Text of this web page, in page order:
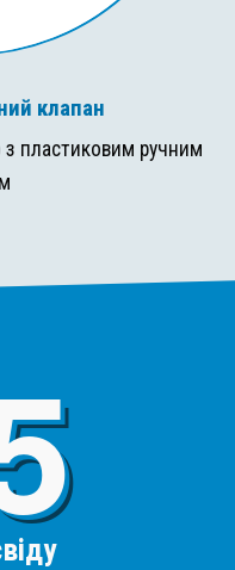
клапан
з пластиковим ручним